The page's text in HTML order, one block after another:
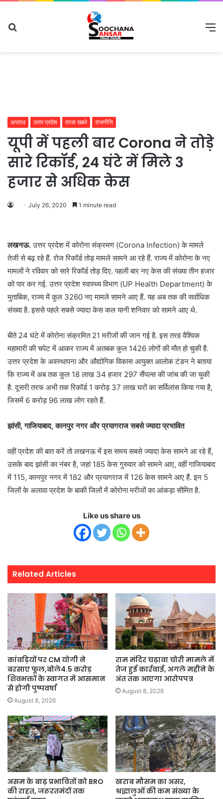
अपराध उत्तर प्रदेश ताजा खबरे राजनीति
यूपी में पहली बार Corona ने तोड़े
सारे रिकॉर्ड, 24 घंटे में मिले 3
हजार से अधिक केस
July 26, 2020 1 minute read
लखनऊ.उत्तर प्रदेश में कोरोना संक्रमण (Corona Infection) के मामले
तेजी से बढ़ रहे हैं. रोज रिकॉर्ड तोड़ मामले सामने आ रहे हैं. राज्य में कोरोना के नए
मामलों ने रविवार को सारे रिकॉर्ड तोड़ दिए. पहली बार नए केस की संख्या तीन हजार
को पार कर गई. उत्तर प्रदेश स्वास्थ्य विभाग (UP Health Department) के
मुताबिक, राज्य में कुल 3260 नए मामले सामने आए हैं. यह अब तक की सर्वाधिक
संख्या है. इससे पहले सबसे ज्यादा केस कल यानी शनिवार को सामने आए थे.
बीते 24 घंटे में कोरोना संक्रमित 21 मरीजों की जान गई है. इस तरह वैश्विक
महामारी की चपेट में आकर राज्य में अतबक कुल 1426 लोगों की मौत हो चुकी है.
उत्तर प्रदेश के अवस्थापना और औद्योगिक विकास आयुक्त आलोक टंडन ने बताया
कि राज्य में अब तक कुल 18 लाख 34 हजार 297 सैंपल्स की जांच की जा चुकी
है. दूसरी तरफ अभी तक रिकॉर्ड 1 करोड़ 37 लाख घरों का सर्विलांस किया गया है,
जिसमें 6 करोड़ 96 लाख लोग रहते हैं.
झांसी, गाजियाबाद, कानपुर नगर और प्रयागराज सबसे ज्यादा प्रभावित
वहीं प्रदेश की बात करें तो लखनऊ में इस समय सबसे ज्यादा केस सामने आ रहे हैं,
उसके बाद झांसी का नंबर है, जहां 185 केस गुरुवार को सामने आए, वहीं गाजियाबाद
में 115, कानपुर नगर में 182 और प्रयागराज में 126 केस सामने आए हैं. इन 5
जिलों के अलावा प्रदेश के बाकी जिलों में कोरोना मरीजों का आंकड़ा सीमित है.
Like us share us
Related Articles
कांवड़ियों पर CM योगी ने
बरसाए फूल,बोले4.5 करोड़
शिवभक्तों के स्वागत में आसमान
से होगी पुष्पवर्षा
August 8, 2026
राम मंदिर चढ़ावा चोरी मामले में
तेज हुई कार्रवाई, अगले महीने के
अंत तक आएगा आरोपपत्र
August 8, 2026
असम के बाढ़ प्रभावितों को BRO
की राहत, जरूरतमंदों तक
खराब मौसम का असर,
श्रद्धालुओं की कम संख्या के